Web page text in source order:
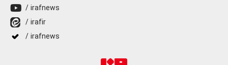
/ irafnews
/ irafir
/ irafnews